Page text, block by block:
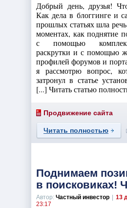
Добрый день, друзья!
Как дела в блоггинге и
прошлых статьях шла
моментах, как поднятие
с помощью
раскрутки и с помощью
профилей форумов и
я рассмотрю вопрос,
затронул в статье
[...] Читать статью
Продвижение сайта
Читать полностью
Поднимаем
в поисковиках!
Автор: Частный инвестор 13
23:17